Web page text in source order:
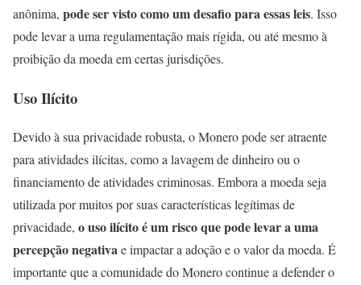
anônima, pode ser visto como um desafio para essas leis. Isso
pode levar a uma regulamentação mais rígida, ou até mesmo à
proibição da moeda em certas jurisdições.
Uso Ilícito
Devido à sua privacidade robusta, o Monero pode ser atraente
para atividades ilícitas, como a lavagem de dinheiro ou o
financiamento de atividades criminosas. Embora a moeda seja
utilizada por muitos por suas características legítimas de
privacidade, o uso ilícito é um risco que pode levar a uma
percepção negativae impactar a adoção e o valor da moeda. É
importante que a comunidade do Monero continue a defender o